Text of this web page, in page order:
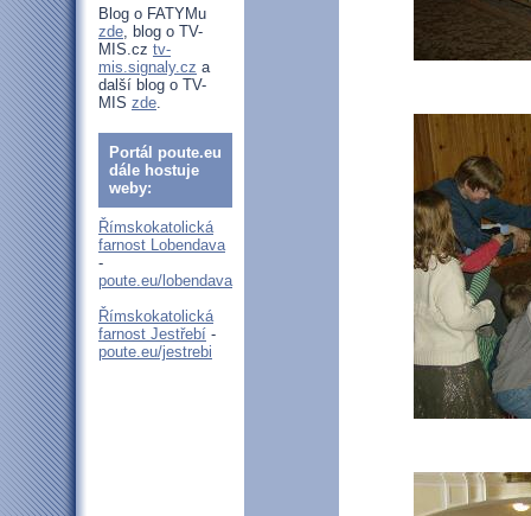
Blog o FATYMu
zde, blog o TV-
MIS.cz tv-
mis.signaly.cz a
další blog o TV-
MIS zde.
Portál poute.eu
dále hostuje
weby:
Římskokatolická
farnost Lobendava
-
poute.eu/lobendava
Římskokatolická
farnost Jestřebí -
poute.eu/jestrebi